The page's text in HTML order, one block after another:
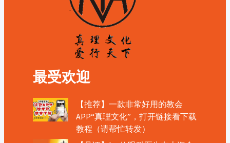
最受欢迎
【推荐】一款非常好用的教会
APP“真理文化”，打开链接看下载
教程（请帮忙转发）